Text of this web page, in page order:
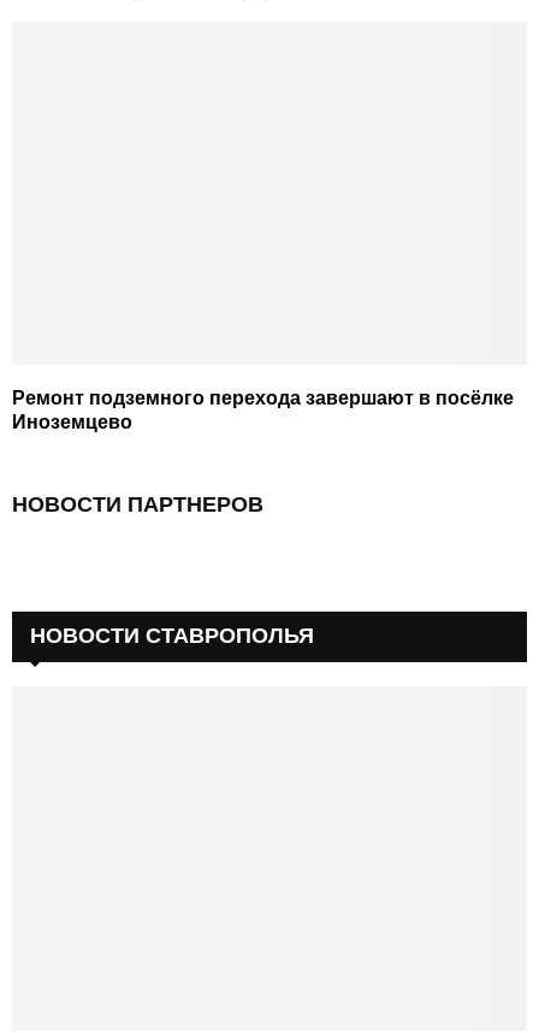
Ремонт подземного перехода завершают в посёлке
Иноземцево
НОВОСТИ ПАРТНЕРОВ
НОВОСТИ СТАВРОПОЛЬЯ